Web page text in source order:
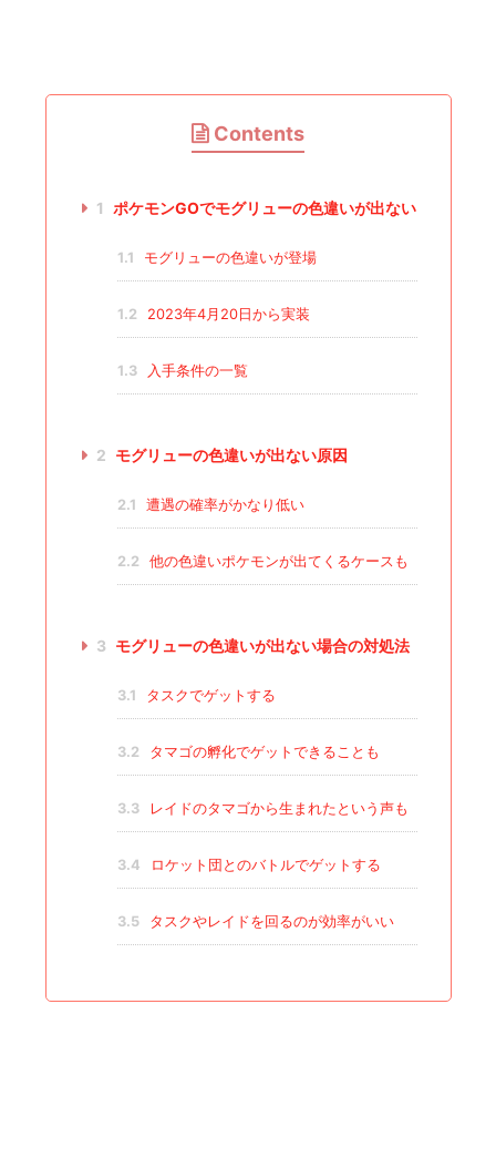
Contents
1 ポケモンGOでモグリューの色違いが出ない
1.1 モグリューの色違いが登場
1.2 2023年4月20日から実装
1.3 入手条件の一覧
2 モグリューの色違いが出ない原因
2.1 遭遇の確率がかなり低い
2.2 他の色違いポケモンが出てくるケースも
3 モグリューの色違いが出ない場合の対処法
3.1 タスクでゲットする
3.2 タマゴの孵化でゲットできることも
3.3 レイドのタマゴから生まれたという声も
3.4 ロケット団とのバトルでゲットする
3.5 タスクやレイドを回るのが効率がいい